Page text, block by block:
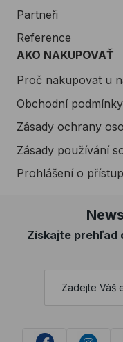
Partneři
Reference
AKO NAKUPOVAŤ
Proč nakupovat u
Obchodní podmínky
Zásady ochrany
Zásady používání
Prohlášení o
Získajte prehľad